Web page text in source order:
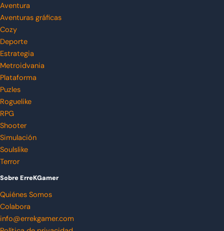
Aventura
Aventuras gráficas
Cozy
Deporte
Estrategia
Metroidvania
Plataforma
Puzles
Roguelike
RPG
Shooter
Simulación
Soulslike
Terror
Sobre ErreKGamer
Quiénes Somos
Colabora
info@errekgamer.com